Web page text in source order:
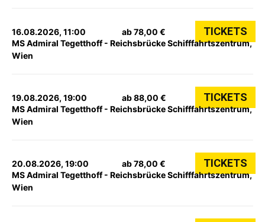
16.08.2026, 11:00
MS Admiral Tegetthoff - Reichsbrücke Schifffahrtszentrum,
Wien
ab 78,00 € TICKETS
19.08.2026, 19:00
MS Admiral Tegetthoff - Reichsbrücke Schifffahrtszentrum,
Wien
ab 88,00 € TICKETS
20.08.2026, 19:00
MS Admiral Tegetthoff - Reichsbrücke Schifffahrtszentrum,
Wien
ab 78,00 € TICKETS